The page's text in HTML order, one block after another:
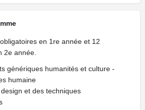
en 1re année et 12
2e année.
génériques humanités et culture -
humaine
et des techniques